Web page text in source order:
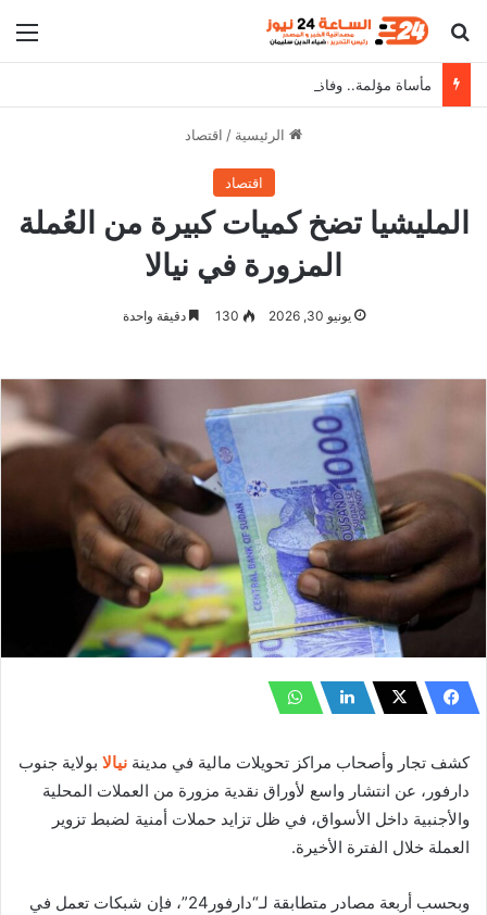
بحث عن
الرئيسية / اقتصاد
اقتصاد
المليشيا تضخ كميات كبيرة من العُملة
المزورة في نيالا
يونيو 30, 2026 130 دقيقة واحدة
كشف تجار وأصحاب مراكز تحويلات مالية في مدينة نيالا بولاية جنوب
دارفور، عن انتشار واسع لأوراق نقدية مزورة من العملات المحلية
والأجنبية داخل الأسواق، في ظل تزايد حملات أمنية لضبط تزوير
العملة خلال الفترة الأخيرة.
وبحسب أربعة مصادر متطابقة لـ“دارفور24”، فإن شبكات تعمل في